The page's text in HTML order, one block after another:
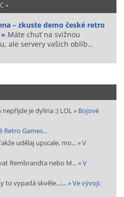
»
– zkuste demo české retro
Máte chuť na svižnou
ale servery vašich oblíb…
nepřijde je dylina :) LOL» Bojové
Retro Games...
udělaj upscale, mo...» V
Rembrandta nebo M...» V
to vypadá skvěle...:...» Ve vývoji: